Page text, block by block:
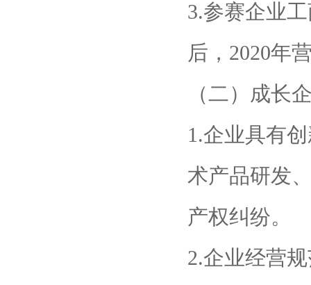
3.参赛企业
后，2020年
（二）成长
1.企业具有
术产品研发
产权纠纷。
2.企业经营